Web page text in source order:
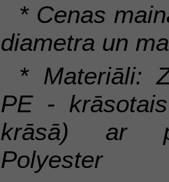
* Cenas
diametra un
* Materiāli:
PE -
krāsā) ar
Polyester